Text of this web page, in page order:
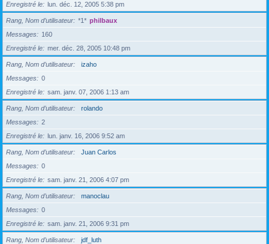
Enregistré le
lun. déc. 12, 2005 5:38 pm
Rang, Nom d’utilisateur *1* philbaux
Messages
160
Enregistré le
mer. déc. 28, 2005 10:48 pm
Rang, Nom d’utilisateur
izaho
Messages
0
Enregistré le
sam. janv. 07, 2006 1:13 am
Rang, Nom d’utilisateur
rolando
Messages
2
Enregistré le
lun. janv. 16, 2006 9:52 am
Rang, Nom d’utilisateur
Juan Carlos
Messages
0
Enregistré le
sam. janv. 21, 2006 4:07 pm
Rang, Nom d’utilisateur
manoclau
Messages
0
Enregistré le
sam. janv. 21, 2006 9:31 pm
Rang, Nom d’utilisateur
jdf_luth